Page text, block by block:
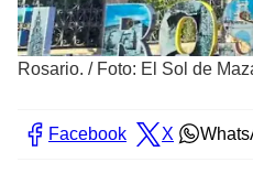
Rosario. / Foto: El Sol de
Facebook X